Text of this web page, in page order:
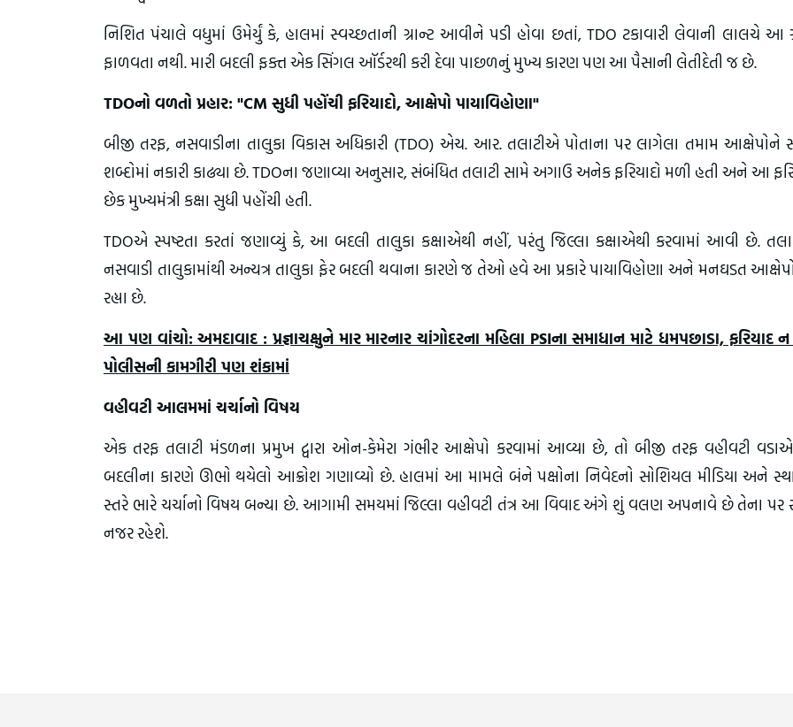
નિશિત પંચાલે વધુમાં ઉમેર્યું કે, હાલમાં સ્વચ્છતાની ગ્રાન્ટ આવીને પડી હોવા છતાં, TDO ટકાવારી લેવાની લાલચે આ
ફાળવતા નથી. મારી બદલી ફક્ત એક સિંગલ ઑર્ડરથી કરી દેવા પાછળનું મુખ્ય કારણ પણ આ પૈસાની લેતીદેતી જ છે.
TDOનો વળતો પ્રહાર: "CM સુધી પહોંચી ફરિયાદો, આક્ષેપો પાયાવિહોણા"
બીજી તરફ, નસવાડીના તાલુકા વિકાસ અધિકારી (TDO) એચ. આર. તલાટીએ પોતાના પર લાગેલા તમામ
શબ્દોમાં નકારી કાઢ્યા છે. TDOના જણાવ્યા અનુસાર, સંબંધિત તલાટી સામે અગાઉ અનેક ફરિયાદો મળી હતી અને આ
છેક મુખ્યમંત્રી કક્ષા સુધી પહોંચી હતી.
TDOએ સ્પષ્ટતા કરતાં જણાવ્યું કે, આ બદલી તાલુકા કક્ષાએથી નહીં, પરંતુ જિલ્લા કક્ષાએથી કરવામાં આવી છે.
નસવાડી તાલુકામાંથી અન્યત્ર તાલુકા ફેર બદલી થવાના કારણે જ તેઓ હવે આ પ્રકારે પાયાવિહોણા અને મનઘડત
રહ્યા છે.
આ પણ વાંચો: અમદાવાદ : પ્રજ્ઞાચક્ષુને માર મારનાર ચાંગોદરના મહિલા PSIના સમાધાન માટે ધમપછાડા, ફરિયાદ
પોલીસની કામગીરી પણ શંકામાં
વહીવટી આલમમાં ચર્ચાનો વિષય
એક તરફ તલાટી મંડળના પ્રમુખ દ્વારા ઓન-કેમેરા ગંભીર આક્ષેપો કરવામાં આવ્યા છે, તો બીજી તરફ વહીવટી
બદલીના કારણે ઊભો થયેલો આક્રોશ ગણાવ્યો છે. હાલમાં આ મામલે બંને પક્ષોના નિવેદનો સોશિયલ મીડિયા અને
સ્તરે ભારે ચર્ચાનો વિષય બન્યા છે. આગામી સમયમાં જિલ્લા વહીવટી તંત્ર આ વિવાદ અંગે શું વલણ અપનાવે છે તેના પર
નજર રહેશે.